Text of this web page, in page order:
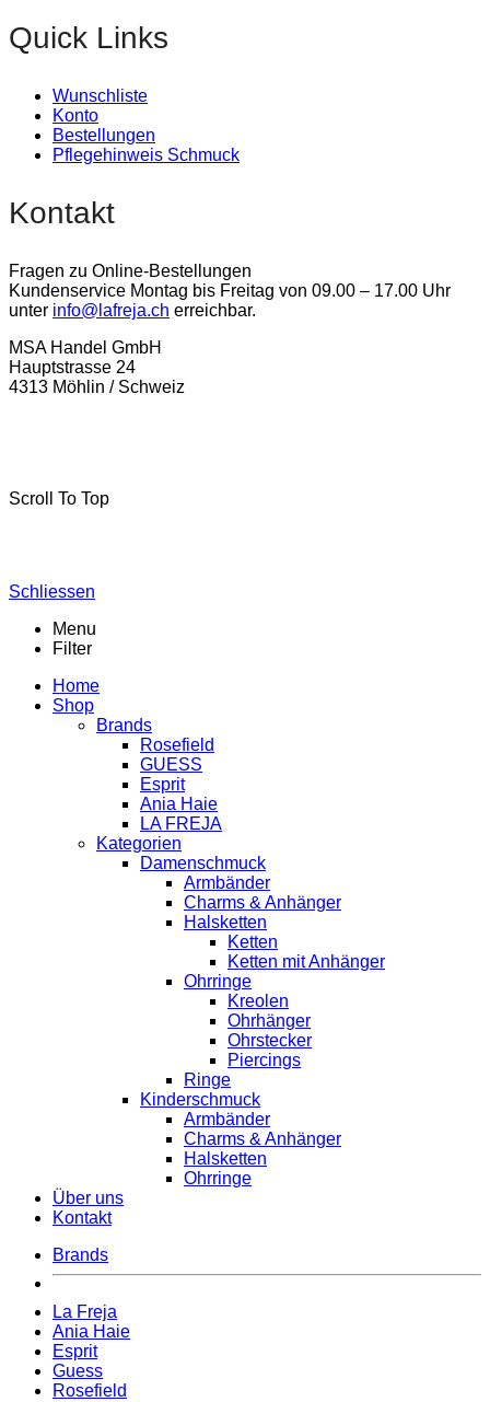
Quick Links
Wunschliste
Konto
Bestellungen
Pflegehinweis Schmuck
Kontakt
Fragen zu Online-Bestellungen
Kundenservice Montag bis Freitag von 09.00 – 17.00 Uhr
unter info@lafreja.ch erreichbar.
MSA Handel GmbH
Hauptstrasse 24
4313 Möhlin / Schweiz
Scroll To Top
Schliessen
Menu
Filter
Home
Shop
Brands
Rosefield
GUESS
Esprit
Ania Haie
LA FREJA
Kategorien
Damenschmuck
Armbänder
Charms & Anhänger
Halsketten
Ketten
Ketten mit Anhänger
Ohrringe
Kreolen
Ohrhänger
Ohrstecker
Piercings
Ringe
Kinderschmuck
Armbänder
Charms & Anhänger
Halsketten
Ohrringe
Über uns
Kontakt
Brands
La Freja
Ania Haie
Esprit
Guess
Rosefield